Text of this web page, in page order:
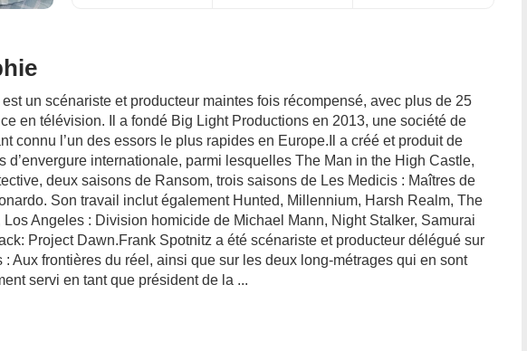
un scénariste et producteur maintes fois récompensé, avec plus de 25
en télévision. Il a fondé Big Light Productions en 2013, une société de
connu l’un des essors le plus rapides en Europe.Il a créé et produit de
d’envergure internationale, parmi lesquelles The Man in the High Castle,
deux saisons de Ransom, trois saisons de Les Medicis : Maîtres de
Son travail inclut également Hunted, Millennium, Harsh Realm, The
Los Angeles : Division homicide de Michael Mann, Night Stalker, Samurai
Project Dawn.Frank Spotnitz a été scénariste et producteur délégué sur
: Aux frontières du réel, ainsi que sur les deux long-métrages qui en sont
servi en tant que président de la ...